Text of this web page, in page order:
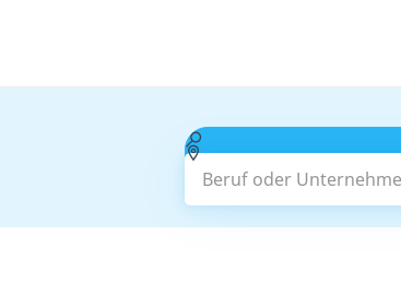
Beruf oder Unternehmen